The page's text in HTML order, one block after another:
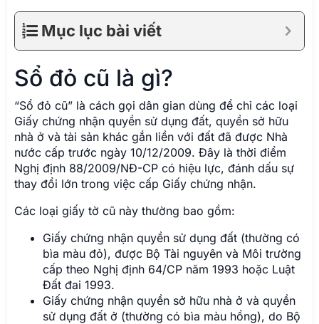
Mục lục bài viết
Sổ đỏ cũ là gì?
“Sổ đỏ cũ” là cách gọi dân gian dùng để chỉ các loại
Giấy chứng nhận quyền sử dụng đất, quyền sở hữu
nhà ở và tài sản khác gắn liền với đất đã được Nhà
nước cấp trước ngày 10/12/2009. Đây là thời điểm
Nghị định 88/2009/NĐ-CP có hiệu lực, đánh dấu sự
thay đổi lớn trong việc cấp Giấy chứng nhận.
Các loại giấy tờ cũ này thường bao gồm:
Giấy chứng nhận quyền sử dụng đất (thường có
bìa màu đỏ), được Bộ Tài nguyên và Môi trường
cấp theo Nghị định 64/CP năm 1993 hoặc Luật
Đất đai 1993.
Giấy chứng nhận quyền sở hữu nhà ở và quyền
sử dụng đất ở (thường có bìa màu hồng), do Bộ